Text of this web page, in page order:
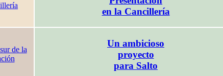
en la Cancillería
Un ambicioso
proyecto
para Salto